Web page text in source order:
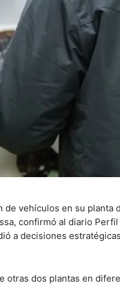
de vehículos en su planta
confirmó al diario
a decisiones
dos plantas en